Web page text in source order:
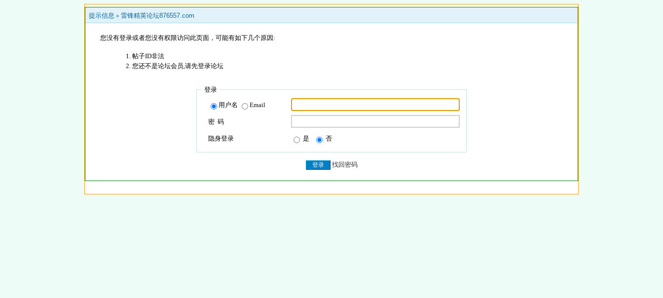
提示信息 » 雷锋精英论坛876557.com
您没有登录或者您没有权限访问此页面，可能有如下几个原因:
帖子ID非法
您还不是论坛会员,请先登录论坛
登录
用户名 Email
密 码
隐身登录 是 否
找回密码